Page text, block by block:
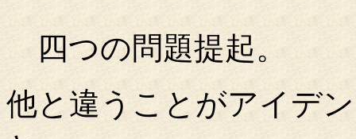
四つの問題提起。
他と違うことがアイデ